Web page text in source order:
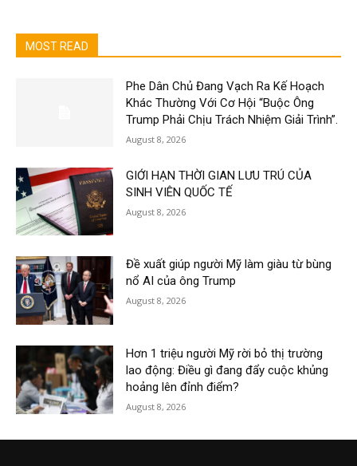
MOST READ
Phe Dân Chủ Đang Vạch Ra Kế Hoạch
Khác Thường Với Cơ Hội “Buộc Ông
Trump Phải Chịu Trách Nhiệm Giải Trình”.
August 8, 2026
GIỚI HẠN THỜI GIAN LƯU TRÚ CỦA
SINH VIÊN QUỐC TẾ
August 8, 2026
Đề xuất giúp người Mỹ làm giàu từ bùng
nổ AI của ông Trump
August 8, 2026
Hơn 1 triệu người Mỹ rời bỏ thị trường
lao động: Điều gì đang đẩy cuộc khủng
hoảng lên đỉnh điểm?
August 8, 2026